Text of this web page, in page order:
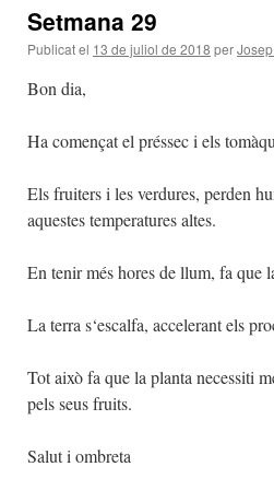
Setmana 29
Publicat el 13 de juliol de 2018 per
Bon dia,
Ha començat el préssec i els
Els fruiters i les verdures, perden
aquestes temperatures altes.
En tenir més hores de llum, fa que
La terra s‘escalfa, accelerant els
Tot això fa que la planta necessiti
pels seus fruits.
Salut i ombreta